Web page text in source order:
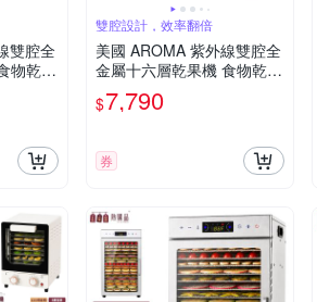
雙腔全
物乾燥
620
雙腔設計，效率翻倍
美國 AROMA 紫外線雙腔全
金屬十六層乾果機 食物乾燥
機 果乾機 烘乾機 AFD-825
PU
$7,790
券